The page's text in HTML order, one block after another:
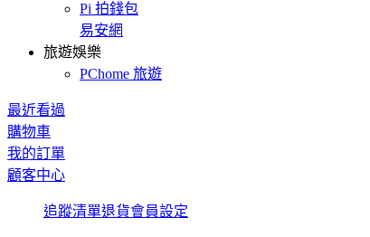
Pi 拍錢包
易安網
旅遊娛樂
PChome 旅遊
最近看過
購物車
我的訂單
顧客中心
追蹤清單退貨會員設定